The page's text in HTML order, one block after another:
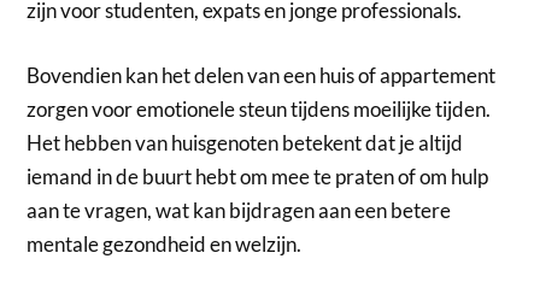
zijn voor studenten, expats en jonge professionals.
Bovendien kan het delen van een huis of appartement
zorgen voor emotionele steun tijdens moeilijke tijden.
Het hebben van huisgenoten betekent dat je altijd
iemand in de buurt hebt om mee te praten of om hulp
aan te vragen, wat kan bijdragen aan een betere
mentale gezondheid en welzijn.